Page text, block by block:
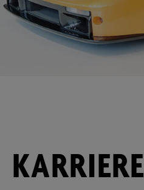
KARRIERE